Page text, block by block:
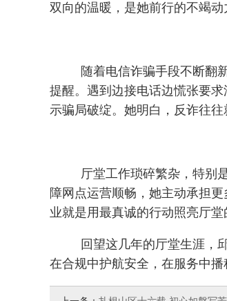
双向的温暖，是她前行的不竭动
随着电信诈骗手段不断翻
提醒。遇到边接电话边慌张要
示骗局破绽。她明白，反诈往往
厅堂工作琐碎繁杂，特别
障网点运营顺畅，她主动承担
业就是用最真诚的行动照亮厅堂
回望这几年的厅堂生涯，
在合规中护航安全，在服务中播